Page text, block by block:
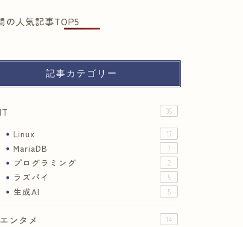
の人気記事TOP5
記事カテゴリー
IT 35
Linux 17
MariaDB 7
プログラミング 2
ラズパイ 5
生成AI 5
エンタメ 14